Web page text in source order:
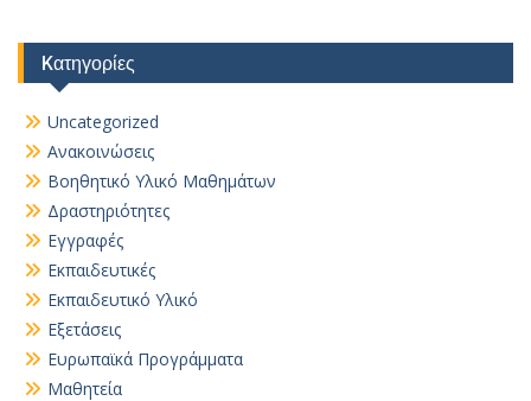
Kατηγορίες
Uncategorized
Ανακοινώσεις
Βοηθητικό Yλικό Mαθημάτων
Δραστηριότητες
Εγγραφές
Εκπαιδευτικές
Εκπαιδευτικό Υλικό
Εξετάσεις
Ευρωπαϊκά Προγράμματα
Μαθητεία